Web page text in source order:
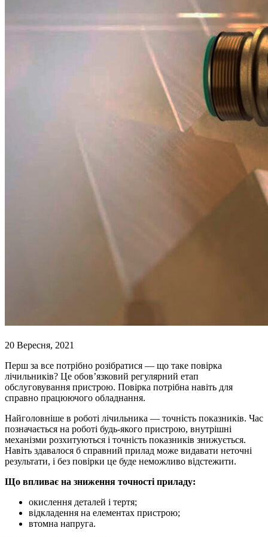
20 Вересня, 2021
Перш за все потрібно розібратися — що таке повірка
лічильників? Це обов’язковий регулярний етап
обслуговування пристрою. Повірка потрібна навіть для
справно працюючого обладнання.
Найголовніше в роботі лічильника — точність показників. Час
позначається на роботі будь-якого пристрою, внутрішні
механізми розхитуються і точність показників знижується.
Навіть здавалося б справний прилад може видавати неточні
результати, і без повірки це буде неможливо відстежити.
Що впливає на зниження точності приладу:
окислення деталей і тертя;
відкладення на елементах пристрою;
втомна напруга.